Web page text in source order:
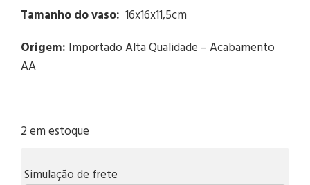
Tamanho do vaso: 16x16x11,5cm
Origem: Importado Alta Qualidade – Acabamento
AA
2 em estoque
Simulação de frete